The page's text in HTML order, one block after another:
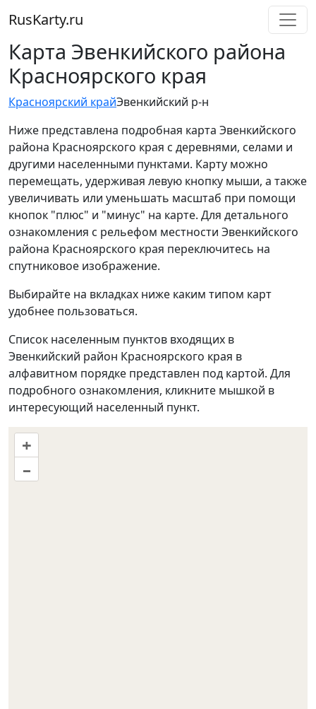
RusKarty.ru
Карта Эвенкийского района
Красноярского края
Красноярский крайЭвенкийский р-н
Ниже представлена подробная карта Эвенкийского
района Красноярского края с деревнями, селами и
другими населенными пунктами. Карту можно
перемещать, удерживая левую кнопку мыши, а также
увеличивать или уменьшать масштаб при помощи
кнопок "плюс" и "минус" на карте. Для детального
ознакомления с рельефом местности Эвенкийского
района Красноярского края переключитесь на
спутниковое изображение.
Выбирайте на вкладках ниже каким типом карт
удобнее пользоваться.
Список населенным пунктов входящих в
Эвенкийский район Красноярского края в
алфавитном порядке представлен под картой. Для
подробного ознакомления, кликните мышкой в
интересующий населенный пункт.
+
–